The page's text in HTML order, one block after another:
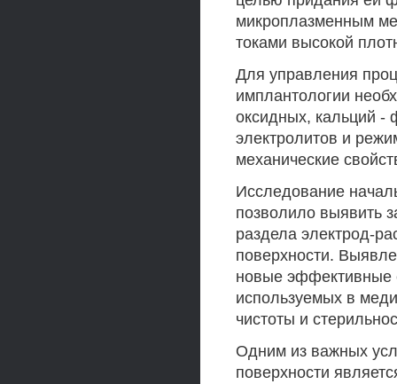
микроплазменным
токами высокой
Для управления
имплантологии
оксидных, кальций -
электролитов и
механические
Исследование
позволило выявить
раздела электрод-
поверхности.
новые эффективные
используемых в
чистоты и
Одним из важных
поверхности